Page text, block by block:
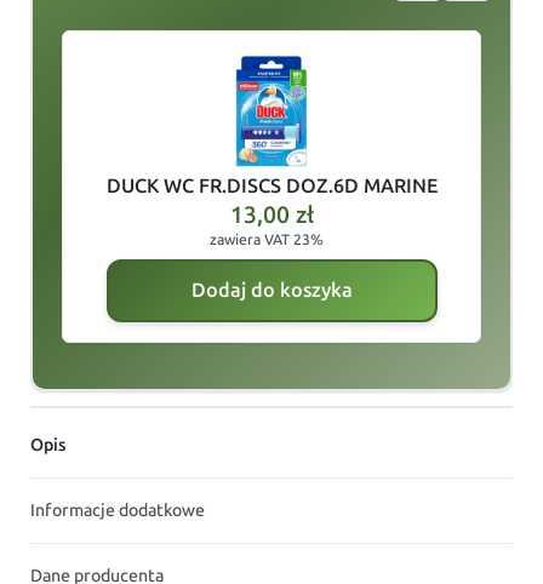
DUCK WC FR.DISCS DOZ.6D MARINE
13,00 zł
zawiera VAT 23%
Dodaj do koszyka
Opis
Informacje dodatkowe
Dane producenta